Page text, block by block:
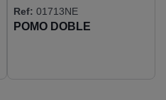
POMO DOBLE
Ref: 01713NE